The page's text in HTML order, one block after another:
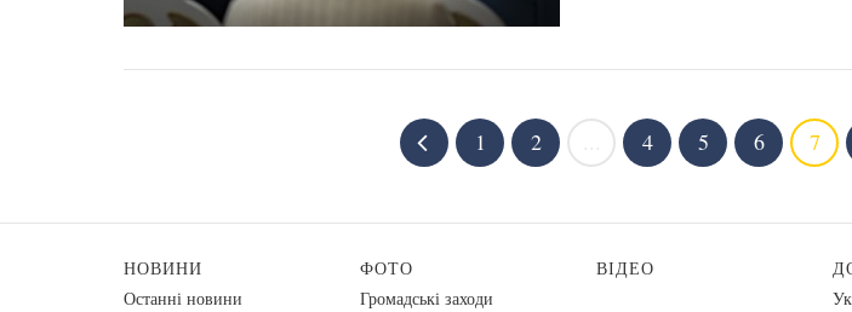
1 2 4 5 6 7
НОВИНИ
Останні новини
ФОТО
Громадські заходи
ВІДЕО